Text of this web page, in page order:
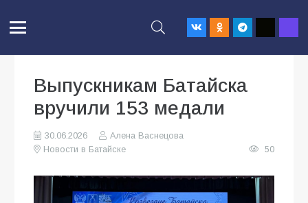
Выпускникам Батайска
вручили 153 медали
30.06.2026
Алена Васнецова
Новости в Батайске
50